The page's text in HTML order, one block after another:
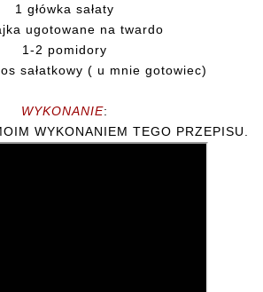
1 główka sałaty
ugotowane na twardo
1-2 pomidory
sałatkowy ( u mnie gotowiec)
WYKONANIE:
WYKONANIEM TEGO PRZEPISU.